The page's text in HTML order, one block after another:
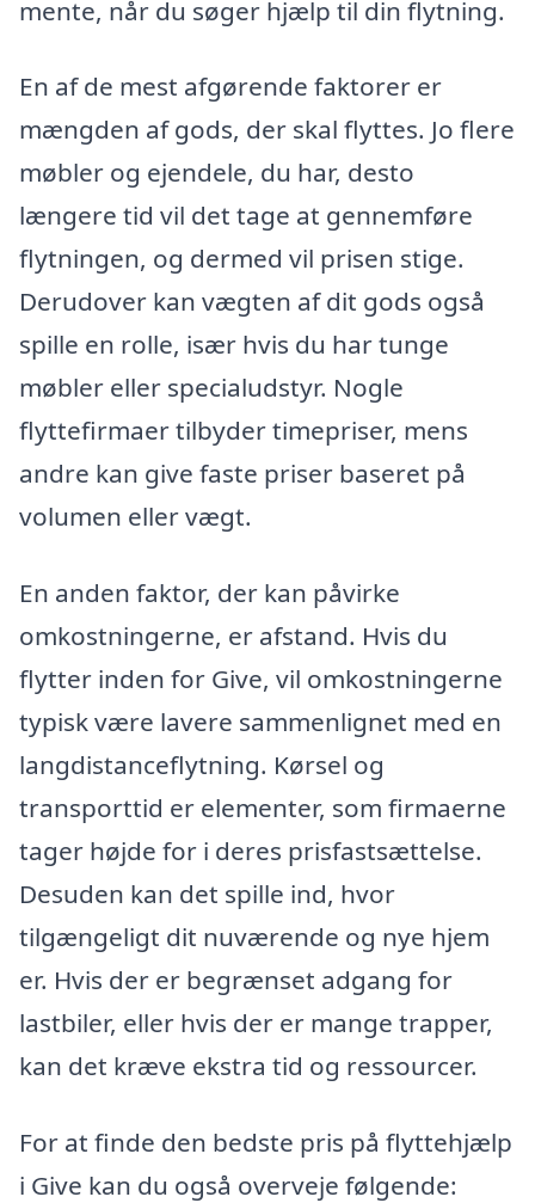
mente, når du søger hjælp til din flytning.
En af de mest afgørende faktorer er
mængden af gods, der skal flyttes. Jo flere
møbler og ejendele, du har, desto
længere tid vil det tage at gennemføre
flytningen, og dermed vil prisen stige.
Derudover kan vægten af dit gods også
spille en rolle, især hvis du har tunge
møbler eller specialudstyr. Nogle
flyttefirmaer tilbyder timepriser, mens
andre kan give faste priser baseret på
volumen eller vægt.
En anden faktor, der kan påvirke
omkostningerne, er afstand. Hvis du
flytter inden for Give, vil omkostningerne
typisk være lavere sammenlignet med en
langdistanceflytning. Kørsel og
transporttid er elementer, som firmaerne
tager højde for i deres prisfastsættelse.
Desuden kan det spille ind, hvor
tilgængeligt dit nuværende og nye hjem
er. Hvis der er begrænset adgang for
lastbiler, eller hvis der er mange trapper,
kan det kræve ekstra tid og ressourcer.
For at finde den bedste pris på flyttehjælp
i Give kan du også overveje følgende: